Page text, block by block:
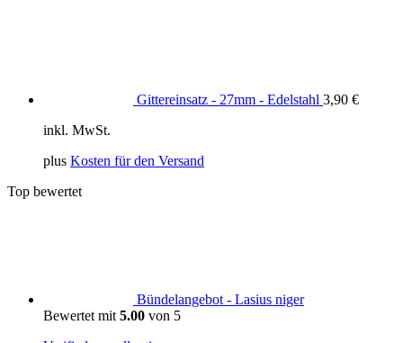
Gittereinsatz - 27mm - Edelstahl 3,90 €
inkl. MwSt.
plus Kosten für den Versand
Top bewertet
Bündelangebot - Lasius niger
Bewertet mit 5.00 von 5